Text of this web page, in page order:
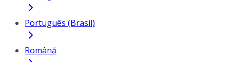
Português (Brasil)
Română